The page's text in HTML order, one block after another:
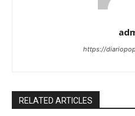
https://
RELATED ARTICLES